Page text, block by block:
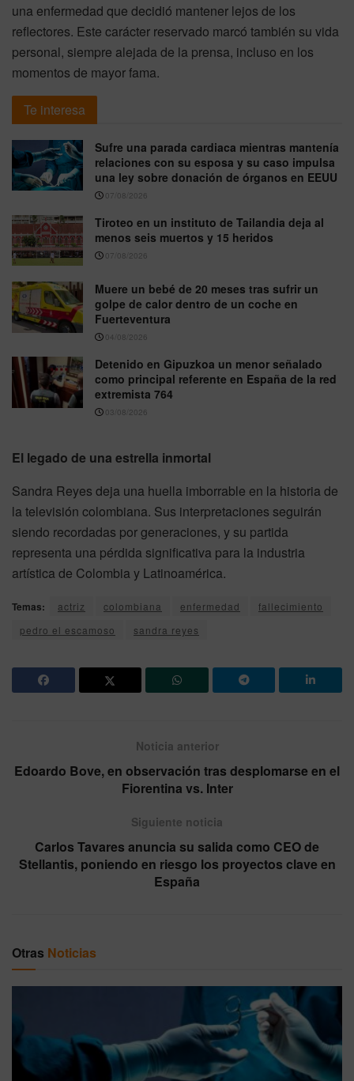
una enfermedad que decidió mantener lejos de los
reflectores. Este carácter reservado marcó también su vida
personal, siempre alejada de la prensa, incluso en los
momentos de mayor fama.
Te interesa
Sufre una parada cardiaca mientras mantenía
relaciones con su esposa y su caso impulsa
una ley sobre donación de órganos en EEUU
07/08/2026
Tiroteo en un instituto de Tailandia deja al
menos seis muertos y 15 heridos
07/08/2026
Muere un bebé de 20 meses tras sufrir un
golpe de calor dentro de un coche en
Fuerteventura
04/08/2026
Detenido en Gipuzkoa un menor señalado
como principal referente en España de la red
extremista 764
03/08/2026
El legado de una estrella inmortal
Sandra Reyes deja una huella imborrable en la historia de
la televisión colombiana. Sus interpretaciones seguirán
siendo recordadas por generaciones, y su partida
representa una pérdida significativa para la industria
artística de Colombia y Latinoamérica.
Temas: actriz colombiana enfermedad
fallecimiento
pedro el escamoso
sandra reyes
Noticia anterior
Edoardo Bove, en observación tras desplomarse en el
Fiorentina vs. Inter
Siguiente noticia
Carlos Tavares anuncia su salida como CEO de
Stellantis, poniendo en riesgo los proyectos clave en
España
Otras Noticias